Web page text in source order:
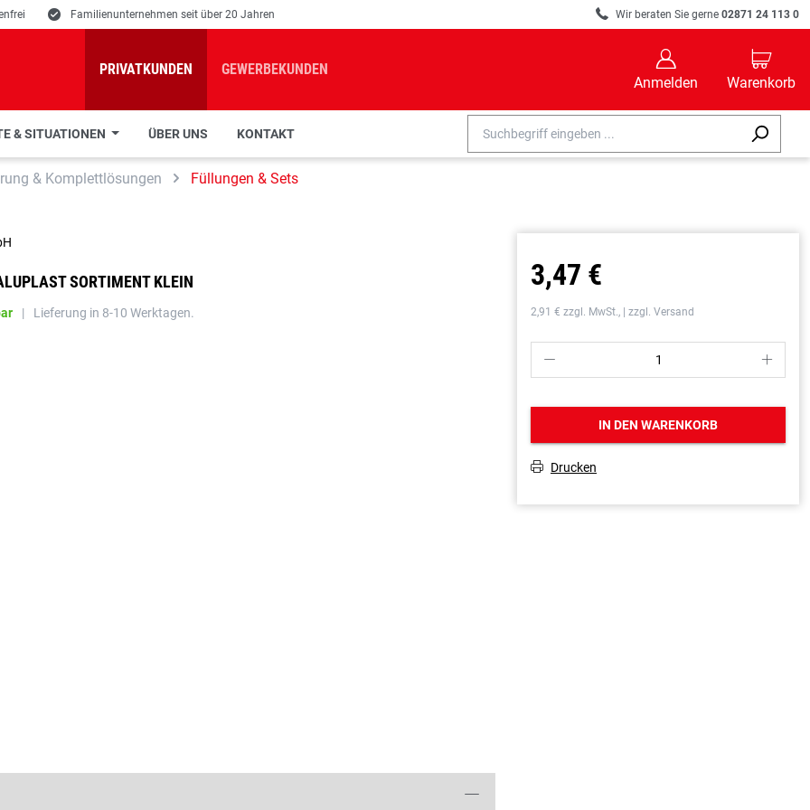
E Familienunternehmen seit über 20 Jahren R Wir beraten Sie gerne 02871 24 113 0
PRIVATKUNDEN GEWERBEKUNDEN
B
Anmelden
C
Warenkorb
& SITUATIONEN ÜBER UNS KONTAKT
& Komplettlösungen Füllungen & Sets
SORTIMENT KLEIN
| Lieferung in 8-10 Werktagen.
3,47 €
2,91 € zzgl. MwSt., | zzgl. Versand
P S
IN DEN WARENKORB
T Drucken